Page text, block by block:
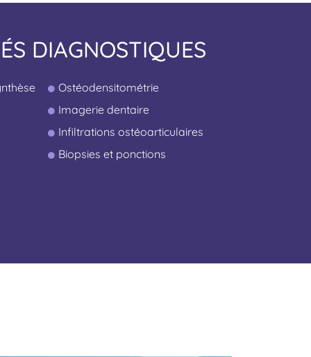
DIAGNOSTIQUES
Ostéodensitométrie
Imagerie dentaire
Infiltrations ostéoarticulaires
Biopsies et ponctions